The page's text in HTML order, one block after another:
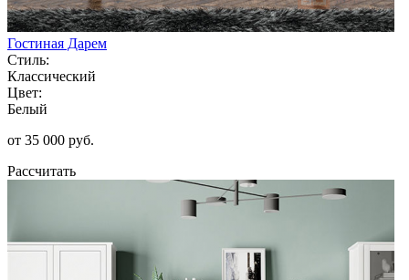
Гостиная Дарем
Стиль:
Классический
Цвет:
Белый
от 35 000 руб.
Рассчитать